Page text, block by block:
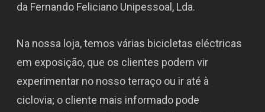
da Fernando Feliciano Unipessoal, Lda.
Na nossa loja, temos várias bicicletas eléctricas
em exposição, que os clientes podem vir
experimentar no nosso terraço ou ir até à
ciclovia; o cliente mais informado pode